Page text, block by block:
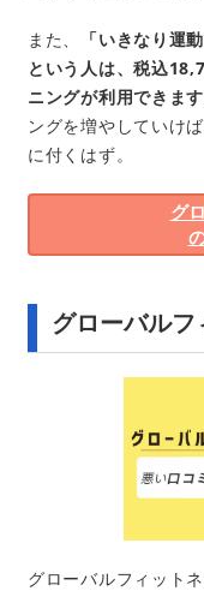
また、
「いきなり運
という人は、税込
ニングが利用できます
ングを増やしていけ
に付くはず。
グ
グローバルフ
グローバルフィット